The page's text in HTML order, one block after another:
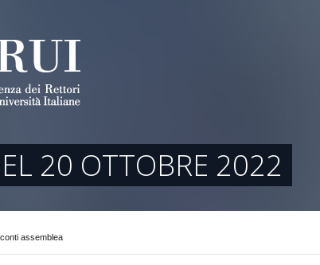
20 OTTOBRE 2022
assemblea